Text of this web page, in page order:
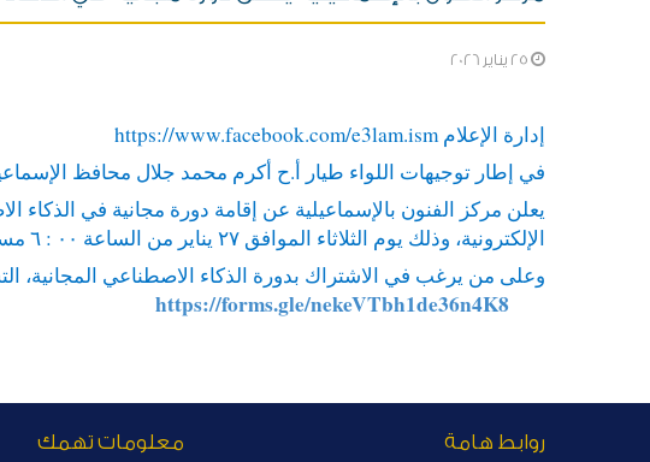
إدارة الإعلام https://www.facebook.com/e3lam.ism
في إطار توجيهات اللواء طيار أ.ح أكرم محمد جلال محافظ
يعلن مركز الفنون بالإسماعيلية عن إقامة دورة مجانية في الذكاء
الإلكترونية، وذلك يوم الثلاثاء الموافق ٢٧ يناير من الساعة ٠٠ : ٦ مساءً وحتى ٠٠ : ٧ مساءً.
وعلى من يرغب في الاشتراك بدورة الذكاء الاصطناعي المجانية،
https://forms.gle/nekeVTbh1de36n4K8
روابط هامة معلومات تهمك